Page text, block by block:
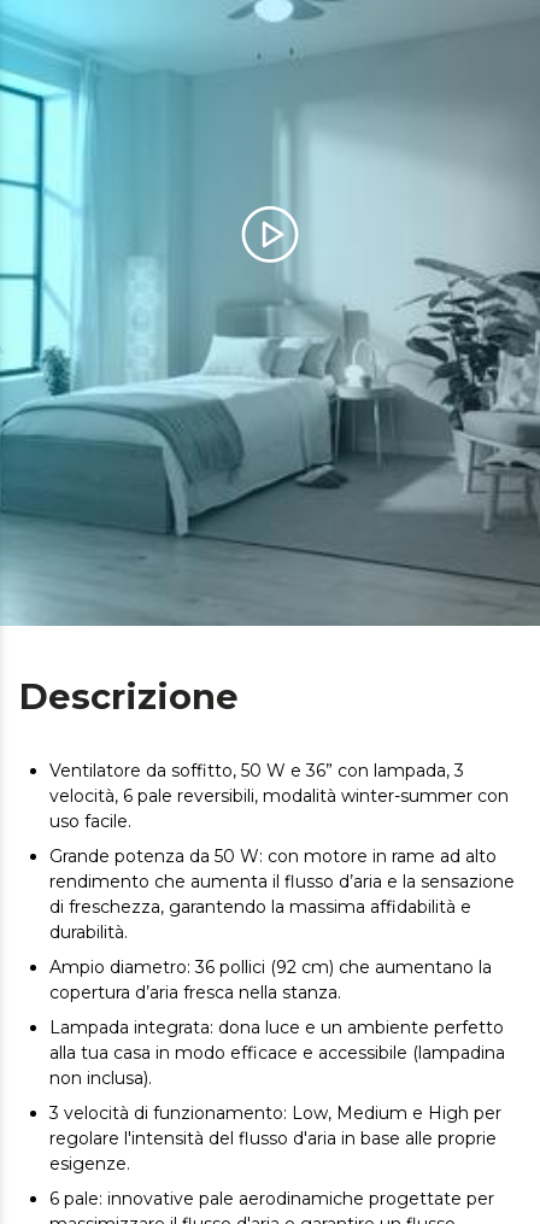
Descrizione
Ventilatore da soffitto, 50 W e 36” con lampada, 3
velocità, 6 pale reversibili, modalità winter-summer con
uso facile.
Grande potenza da 50 W: con motore in rame ad alto
rendimento che aumenta il flusso d’aria e la sensazione
di freschezza, garantendo la massima affidabilità e
durabilità.
Ampio diametro: 36 pollici (92 cm) che aumentano la
copertura d’aria fresca nella stanza.
Lampada integrata: dona luce e un ambiente perfetto
alla tua casa in modo efficace e accessibile (lampadina
non inclusa).
3 velocità di funzionamento: Low, Medium e High per
regolare l'intensità del flusso d'aria in base alle proprie
esigenze.
6 pale: innovative pale aerodinamiche progettate per